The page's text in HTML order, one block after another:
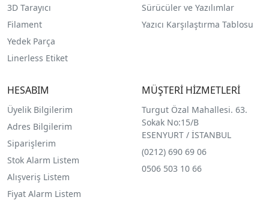
3D Tarayıcı
Filament
Yedek Parça
Linerless Etiket
Sürücüler ve Yazılımlar
Yazıcı Karşılaştırma Tablosu
HESABIM
Üyelik Bilgilerim
Adres Bilgilerim
Siparişlerim
Stok Alarm Listem
Alışveriş Listem
Fiyat Alarm Listem
MÜŞTERİ HİZMETLERİ
Turgut Özal Mahallesi. 63.
Sokak No:15/B
ESENYURT / İSTANBUL
(0212) 690 69 06
0506 503 10 66